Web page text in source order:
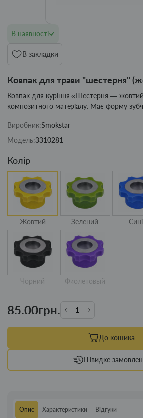
В наявності
В закладки
Ковпак для трави "шестерня"
Ковпак для куріння «Шестерня —
композитного матеріалу. Має форму
Виробник:Smokstar
Модель:3310281
Колір
Жовтий Зелений
Чорний Фиолетовый
85.00грн.
До кошика
Швидке
Опис Характеристики Відгуки